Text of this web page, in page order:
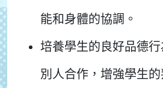
能和身體的協調。
培養學生的良好品德
別人合作，增強學生